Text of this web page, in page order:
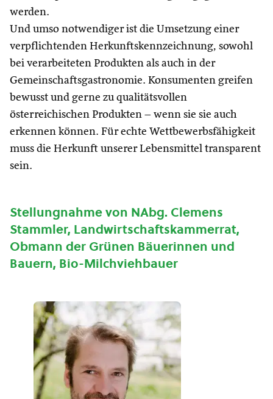
werden.
Und umso notwendiger ist die Umsetzung einer
verpflichtenden Herkunftskennzeichnung, sowohl
bei verarbeiteten Produkten als auch in der
Gemeinschaftsgastronomie. Konsumenten greifen
bewusst und gerne zu qualitätsvollen
österreichischen Produkten – wenn sie sie auch
erkennen können. Für echte Wettbewerbsfähigkeit
muss die Herkunft unserer Lebensmittel transparent
sein.
Stellungnahme von NAbg. Clemens
Stammler, Landwirtschaftskammerrat,
Obmann der Grünen Bäuerinnen und
Bauern, Bio-Milchviehbauer